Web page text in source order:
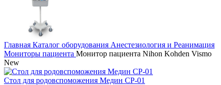
Главная Каталог оборудования Анестезиология и Реанимация
Мониторы пациента Монитор пациента Nihon Kohden Vismo
New
Стол для родовспоможения Медин СР-01